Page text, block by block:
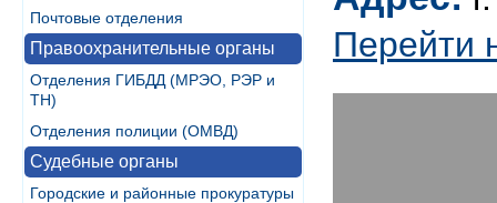
Почтовые отделения
Правоохранительные органы
Отделения ГИБДД (МРЭО, РЭР и
ТН)
Отделения полиции (ОМВД)
Судебные органы
Городские и районные прокуратуры
Перейти